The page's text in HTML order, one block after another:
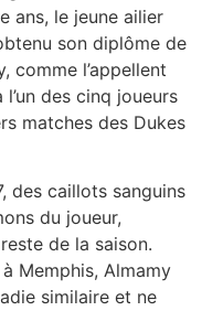
ans, le jeune ailier
son diplôme de
comme l’appellent
des cinq joueurs
matches des Dukes
des caillots sanguins
du joueur,
de la saison.
Memphis, Almamy
similaire et ne